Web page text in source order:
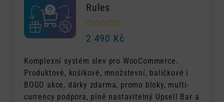
Rules
2 490 Kč
Komplexní systém slev pro WooCommerce.
Produktové, košíkové, množstevní, balíčkové i
BOGO akce, dárky zdarma, promo bloky, multi-
currency podpora, plně nastavitelný Upsell Bar a